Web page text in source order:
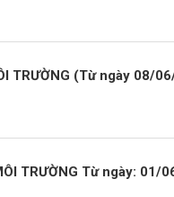
TRƯỜNG (Từ ngày 08/
TRƯỜNG Từ ngày: